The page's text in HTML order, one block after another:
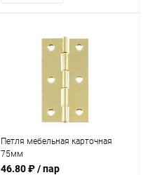
Петля мебельная карточная
75мм
46.80 ₽/ пар